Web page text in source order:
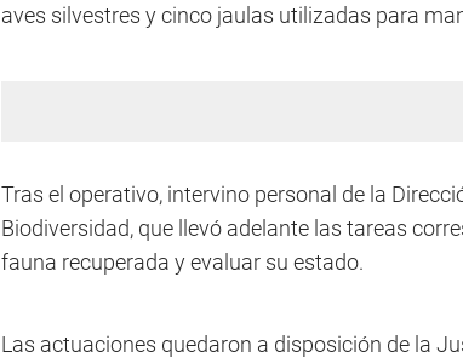
aves silvestres y cinco jaulas utilizadas para
Tras el operativo, intervino personal de la
Biodiversidad, que llevó adelante las tareas
fauna recuperada y evaluar su estado.
Las actuaciones quedaron a disposición de la